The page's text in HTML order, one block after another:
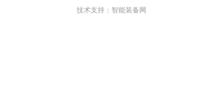
技术支持：智能装备网